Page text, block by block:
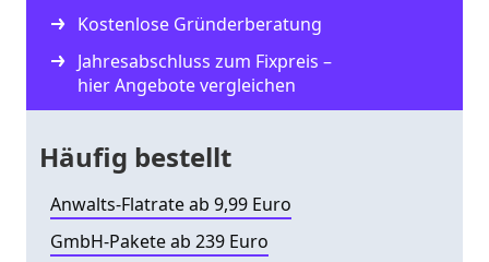
Kostenlose Gründerberatung
Jahresabschluss zum Fixpreis –
hier Angebote vergleichen
Häufig bestellt
Anwalts-Flatrate ab 9,99 Euro
GmbH-Pakete ab 239 Euro